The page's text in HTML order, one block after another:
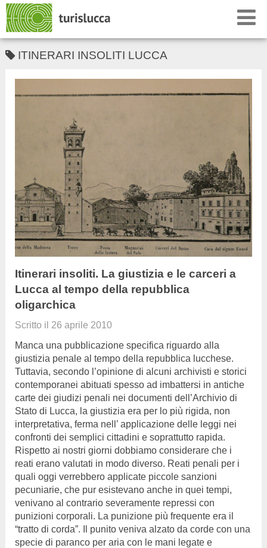
ITINERARI INSOLITI LUCCA
Itinerari insoliti. La giustizia e le carceri a
Lucca al tempo della repubblica
oligarchica
Scritto il 26 aprile 2010
Manca una pubblicazione specifica riguardo alla
giustizia penale al tempo della repubblica lucchese.
Tuttavia, secondo l’opinione di alcuni archivisti e storici
contemporanei abituati spesso ad imbattersi in antiche
carte dei giudizi penali nei documenti dell’Archivio di
Stato di Lucca, la giustizia era per lo più rigida, non
interpretativa, ferma nell’ applicazione delle leggi nei
confronti dei semplici cittadini e soprattutto rapida.
Rispetto ai nostri giorni dobbiamo considerare che i
reati erano valutati in modo diverso. Reati penali per i
quali oggi verrebbero applicate piccole sanzioni
pecuniarie, che pur esistevano anche in quei tempi,
venivano al contrario severamente repressi con
punizioni corporali. La punizione più frequente era il
“tratto di corda”. Il punito veniva alzato da corde con una
specie di paranco per aria con le mani legate e